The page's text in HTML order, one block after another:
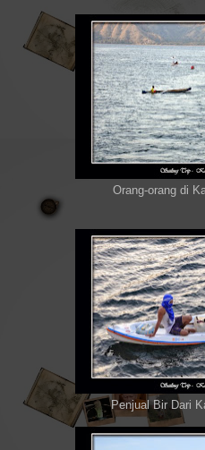
Orang-orang di
Penjual Bir Dari